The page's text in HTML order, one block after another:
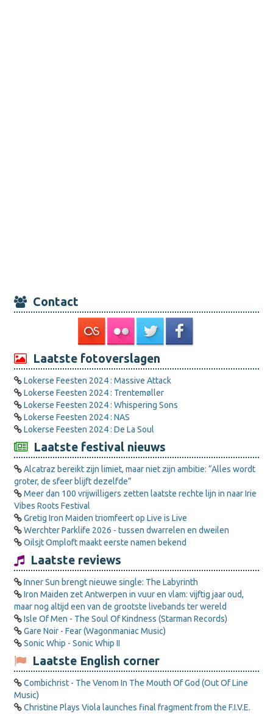
Contact
Laatste fotoverslagen
Lokerse Feesten 2024 : Massive Attack
Lokerse Feesten 2024 : Trentemøller
Lokerse Feesten 2024 : Whispering Sons
Lokerse Feesten 2024 : NAS
Lokerse Feesten 2024 : De La Soul
Laatste festival nieuws
Alcatraz bereikt zijn limiet, maar niet zijn ambitie: “Alles wordt
groter, de sfeer blijft dezelfde”
Meer dan 100 vrijwilligers zetten laatste rechte lijn in naar Irie
Vibes Roots Festival
Gretig Iron Maiden triomfeert op Live is Live
Werchter Parklife 2026 - tussen dwarrelen en dweilen
Oilsjt Omploft maakt eerste namen bekend
Laatste reviews
Inner Sun brengt nieuwe single: The Labyrinth
Iron Maiden zet Antwerpen in vuur en vlam: vijftig jaar oud,
maar nog altijd een van de grootste livebands ter wereld
Isle Of Men - The Soul Of Kindness (Starman Records)
Gare Noir - Fear (Wagonmaniac Music)
Sonic Whip - Sonic Whip II
Laatste English corner
Combichrist - The Venom In The Mouth Of God (Out Of Line
Music)
Christine Plays Viola launches final fragment from the F.I.V.E.